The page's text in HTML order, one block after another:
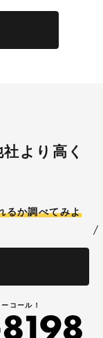
より高く
るか調べてみよ
コール！